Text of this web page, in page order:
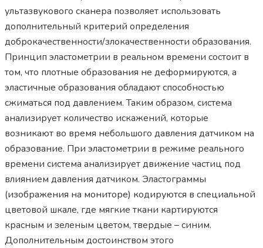
ультазвукового сканера позволяет использовать
дополнительный критерий определения
доброкачественности/злокачественности образования.
Принцип эластометрии в реальном времени состоит в
том, что плотные образования не деформируются, а
эластичные образования обладают способностью
сжиматься под давлением. Таким образом, система
анализирует количество искажений, которые
возникают во время небольшого давления датчиком на
образование. При эластометрии в режиме реального
времени система анализирует движение частиц под
влиянием давления датчиком. Эластограммы
(изображения на мониторе) кодируются в специальной
цветовой шкале, где мягкие ткани картируются
красным и зеленым цветом, твердые – синим.
Дополнительным достоинством этого